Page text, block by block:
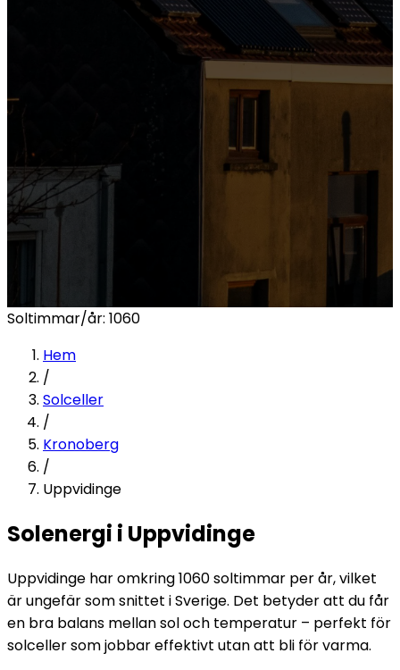
Soltimmar/år: 1060
Hem
/
Solceller
/
Kronoberg
/
Uppvidinge
Solenergi i Uppvidinge
Uppvidinge har omkring 1060 soltimmar per år, vilket
är ungefär som snittet i Sverige. Det betyder att du får
en bra balans mellan sol och temperatur – perfekt för
solceller som jobbar effektivt utan att bli för varma.